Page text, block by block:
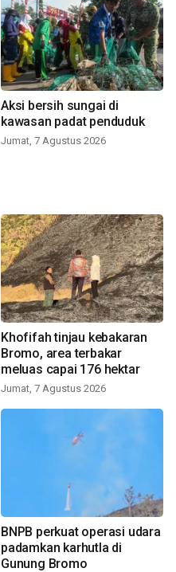
Aksi bersih sungai di
kawasan padat penduduk
Jumat, 7 Agustus 2026
Khofifah tinjau kebakaran
Bromo, area terbakar
meluas capai 176 hektar
Jumat, 7 Agustus 2026
BNPB perkuat operasi udara
padamkan karhutla di
Gunung Bromo